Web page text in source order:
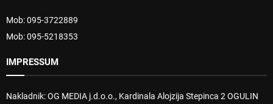
Mob: 095-3722889
Mob: 095-5218353
IMPRESSUM
Nakladnik: OG MEDIA j.d.o.o., Kardinala Alojzija Stepinca 2 OGULIN